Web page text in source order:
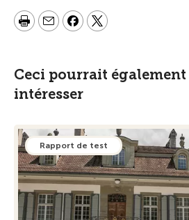
Ceci pourrait
intéresser
Rapport de test